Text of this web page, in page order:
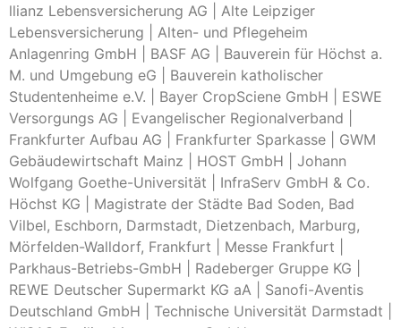
llianz Lebensversicherung AG | Alte Leipziger
Lebensversicherung | Alten- und Pflegeheim
Anlagenring GmbH | BASF AG | Bauverein für Höchst a.
M. und Umgebung eG | Bauverein katholischer
Studentenheime e.V. | Bayer CropSciene GmbH | ESWE
Versorgungs AG | Evangelischer Regionalverband |
Frankfurter Aufbau AG | Frankfurter Sparkasse | GWM
Gebäudewirtschaft Mainz | HOST GmbH | Johann
Wolfgang Goethe-Universität | InfraServ GmbH & Co.
Höchst KG | Magistrate der Städte Bad Soden, Bad
Vilbel, Eschborn, Darmstadt, Dietzenbach, Marburg,
Mörfelden-Walldorf, Frankfurt | Messe Frankfurt |
Parkhaus-Betriebs-GmbH | Radeberger Gruppe KG |
REWE Deutscher Supermarkt KG aA | Sanofi-Aventis
Deutschland GmbH | Technische Universität Darmstadt |